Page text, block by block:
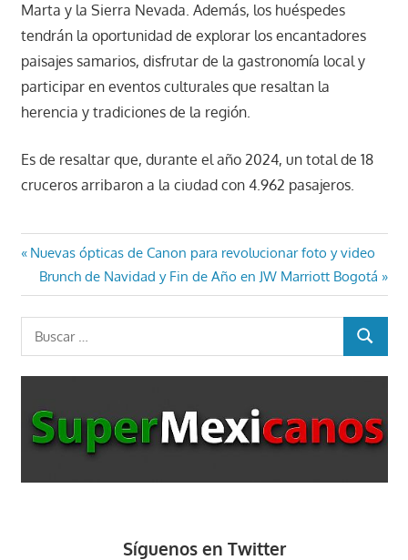
Marta y la Sierra Nevada. Además, los huéspedes
tendrán la oportunidad de explorar los encantadores
paisajes samarios, disfrutar de la gastronomía local y
participar en eventos culturales que resaltan la
herencia y tradiciones de la región.
Es de resaltar que, durante el año 2024, un total de 18
cruceros arribaron a la ciudad con 4.962 pasajeros.
Navegación
de
entradas
Entrada
anterior:
Nuevas ópticas de Canon para revolucionar foto y video
Entrada
siguiente:
Brunch de Navidad y Fin de Año en JW Marriott Bogotá
BUSCAR
Síguenos en Twitter